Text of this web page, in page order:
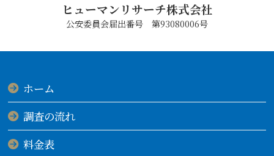
ヒューマンリサーチ株式会社
公安委員会届出番号 第93080006号
ホーム
調査の流れ
料金表